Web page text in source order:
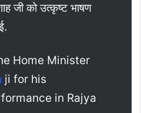
जी को उत्कृष्ट भाषण
Home Minister
ji for his
in Rajya